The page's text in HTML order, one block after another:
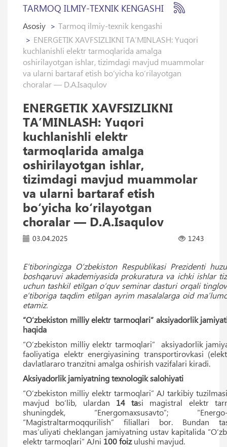
TARMOQ ILMIY-TEXNIK KENGASHI
Asosiy
Tarmoq ilmiy-texnik kengashi
ENERGETIK XAVFSIZLIKNI TAʼMINLASH: Yuqori
kuchlanishli elektr tarmoqlarida amalga
oshirilayotgan ishlar, tizimdagi mavjud muammolar
va ularni bartaraf etish bo‘yicha ko‘rilayotgan
choralar — D.A.Isaqulov
ENERGETIK XAVFSIZLIKNI
TAʼMINLASH: Yuqori
kuchlanishli elektr
tarmoqlarida amalga
oshirilayotgan ishlar,
tizimdagi mavjud muammolar
va ularni bartaraf etish
bo‘yicha ko‘rilayotgan
choralar — D.A.Isaqulov
03.04.2025 1243
Eʼtiboringizga O‘zbekiston Respublikasi Prezidenti
boshqaruvi akademiyasida prokuratura va ichki ishlar
uchun tashkil etilgan o‘quv seminar dasturi orqali
eʼtiboriga taqdim etilgan ayrim masalalarga oid
etamiz.
“O‘zbekiston milliy elektr tarmoqlari” aksiyadorlik
haqida
“O‘zbekiston milliy elektr tarmoqlari” aksiyadorlik
faoliyatiga elektr energiyasining transportirovkasi
davlatlararo tranzitni amalga oshirish vazifalari kiradi.
Aksiyadorlik jamiyatning texnologik salohiyati
“O‘zbekiston milliy elektr tarmoqlari” AJ tarkibiy
mavjud bo‘lib, ulardan 14 tasi magistral elektr
shuningdek, “Energomaxsusavto”;
“Magistraltarmoqqurilish” filiallari bor. Bundan
masʼuliyati cheklangan jamiyatning ustav kapitalida
elektr tarmoqlari” AJni 100foizulushi mavjud.